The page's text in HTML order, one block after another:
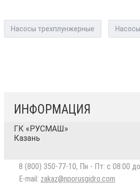
Насосы трехплунжерные
ИНФОРМАЦИЯ
ГК «РУСМАШ»
Казань
8 (800) 350-77-10, Пн - Пт: с 08:00
E-mail: zakaz@nporusgidro.com